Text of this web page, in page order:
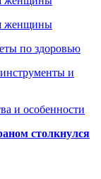
женщины
по здоровью
и
и особенности
столкнулся